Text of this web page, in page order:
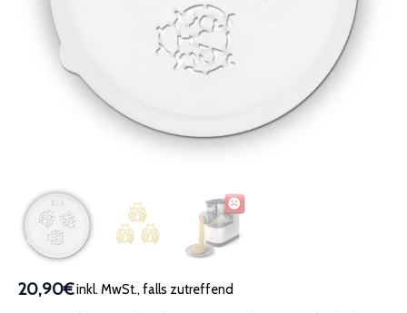
20,90€inkl. MwSt., falls zutreffend